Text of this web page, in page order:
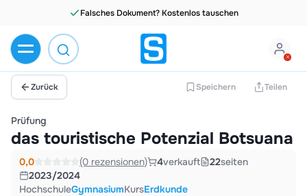
Falsches Dokument? Kostenlos tauschen
Zurück Speichern Teilen
Prüfung
das touristische Potenzial Botsuana
0,0 (0 rezensionen) 4verkauft 22seiten
2023/2024
HochschuleGymnasiumKursErdkunde